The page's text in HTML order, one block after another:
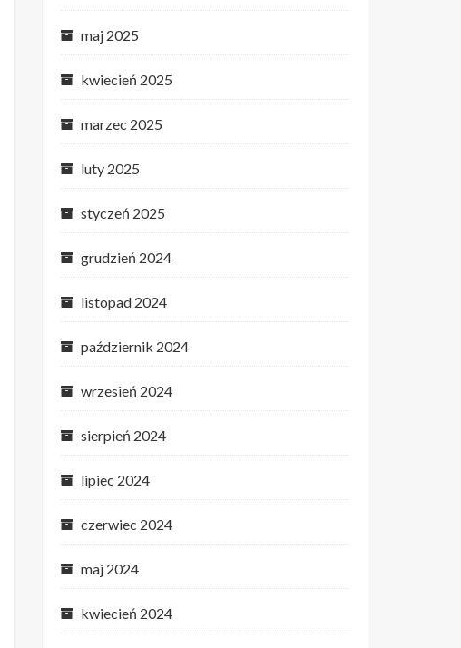
maj 2025
kwiecień 2025
marzec 2025
luty 2025
styczeń 2025
grudzień 2024
listopad 2024
październik 2024
wrzesień 2024
sierpień 2024
lipiec 2024
czerwiec 2024
maj 2024
kwiecień 2024